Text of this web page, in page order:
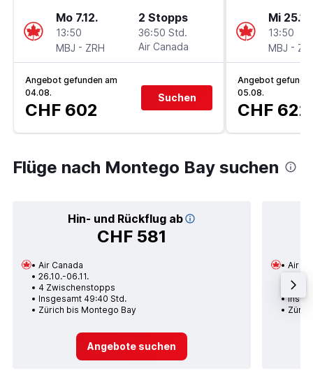
Mo 7.12.
13:50
MBJ - ZRH
2 Stopps
36:50 Std.
Air Canada
Angebot gefunden am
04.08.
CHF 602
Suchen
Mi 25.11.
13:50
MBJ -
Angebot
05.08.
CHF 622
Flüge nach Montego Bay suchen
Hin- und Rückflug ab
CHF 581
Air Canada
26.10.-06.11.
4 Zwischenstopps
Insgesamt 49:40 Std.
Zürich bis Montego Bay
Angebote suchen
Air
1